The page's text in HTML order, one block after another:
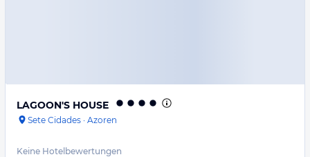
LAGOON'S HOUSE
Sete Cidades · Azoren
Keine Hotelbewertungen